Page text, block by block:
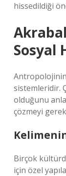
hissedildiği
Sosyal
sistemleridir.
olduğunu
çözmeyi
Birçok
için özel